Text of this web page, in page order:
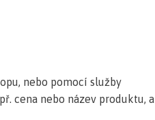
nebo pomocí služby
cena nebo název produktu, a